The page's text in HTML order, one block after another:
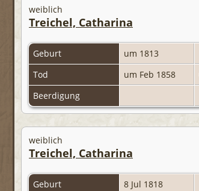
weiblich
Treichel, Catharina
Geburt
um 1813
Tod
um Feb 1858
Beerdigung
weiblich
Treichel, Catharina
Geburt
8 Jul 1818